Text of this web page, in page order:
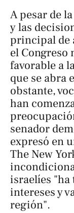
A pesar de
y las
principal de
el Congreso
favorable a
que se abra
obstante,
han
senador
expresó en
The New
israelíes "ha
intereses y
región".